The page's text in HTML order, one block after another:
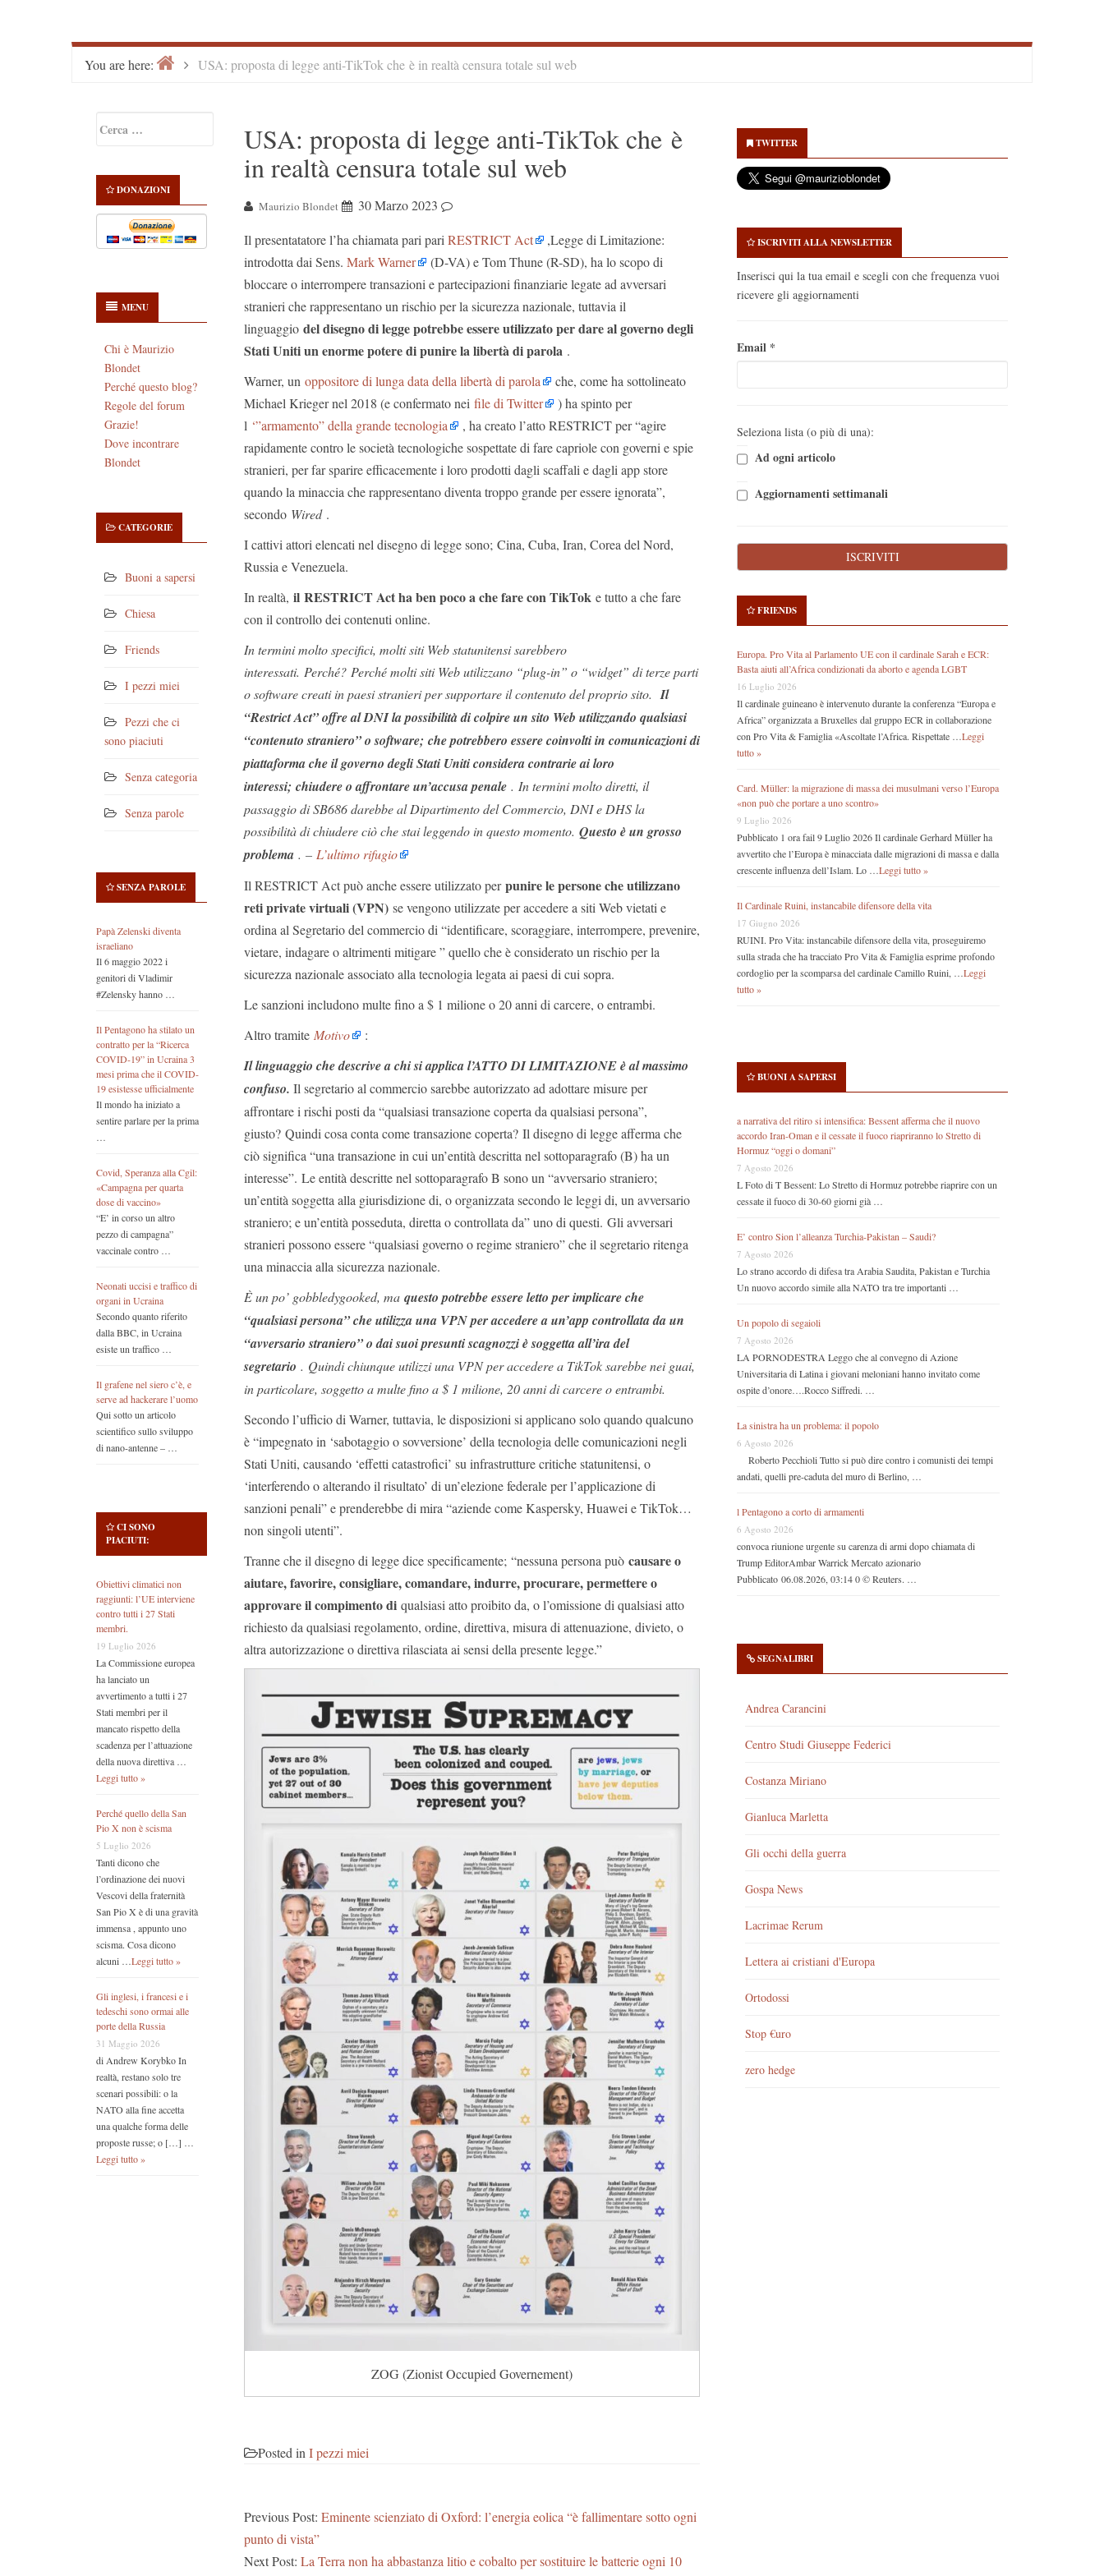
You are here: HomeUSA: proposta di legge anti-TikTok che è in realtà censura totale sul web
Sidebar
per:
DONAZIONI
MENU
Chi è Maurizio
Blondet
Perché questo blog?
Regole del forum
Grazie!
Dove incontrare
Blondet
CATEGORIE
Buoni a sapersi
Chiesa
Friends
I pezzi miei
Pezzi che ci
sono piaciuti
Senza categoria
Senza parole
SENZA PAROLE
Papà Zelenski diventa
israeliano
Il 6 maggio 2022 i
genitori di Vladimir
#Zelensky hanno …
Il Pentagono ha stilato un
contratto per la “Ricerca
COVID-19” in Ucraina 3
mesi prima che il COVID-
19 esistesse ufficialmente
Il mondo ha iniziato a
sentire parlare per la prima
…
Covid, Speranza alla Cgil:
«Campagna per quarta
dose di vaccino»
“E’ in corso un altro
pezzo di campagna”
vaccinale contro …
Neonati uccisi e traffico di
organi in Ucraina
Secondo quanto riferito
dalla BBC, in Ucraina
esiste un traffico …
Il grafene nel siero c’è, e
serve ad hackerare l’uomo
Qui sotto un articolo
scientifico sullo sviluppo
di nano-antenne – …
CI SONO
PIACIUTI:
Obiettivi climatici non
raggiunti: l’UE interviene
contro tutti i 27 Stati
membri.
19 Luglio 2026
La Commissione europea
ha lanciato un
avvertimento a tutti i 27
Stati membri per il
mancato rispetto della
scadenza per l’attuazione
della nuova direttiva …
Leggi tutto »
Perché quello della San
Pio X non è scisma
5 Luglio 2026
Tanti dicono che
l’ordinazione dei nuovi
Vescovi della fraternità
San Pio X è di una gravità
immensa , appunto uno
scisma. Cosa dicono
alcuni …Leggi tutto »
Gli inglesi, i francesi e i
tedeschi sono ormai alle
porte della Russia
31 Maggio 2026
di Andrew Korybko In
realtà, restano solo tre
scenari possibili: o la
NATO alla fine accetta
una qualche forma delle
proposte russe; o […] …
Leggi tutto »
USA: proposta di legge anti-TikTok che è
in realtà censura totale sul web
Maurizio Blondet
30 Marzo 2023
Il presentatatore l’ha chiamata pari pari RESTRICT Act
,Legge di Limitazione:
introdotta dai Sens. Mark Warner
(D-VA) e Tom Thune (R-SD), ha lo scopo di
bloccare o interrompere transazioni e partecipazioni finanziarie legate ad avversari
stranieri che rappresentano un rischio per la sicurezza nazionale, tuttavia il
linguaggio del disegno di legge potrebbe essere utilizzato per dare al governo degli
Stati Uniti un enorme potere di punire la libertà di parola .
Warner, un oppositore di lunga data della libertà di parola
che, come ha sottolineato
Michael Krieger nel 2018 (e confermato nei file di Twitter
) ha spinto per
l ‘”armamento” della grande tecnologia
, ha creato l’atto RESTRICT per “agire
rapidamente contro le società tecnologiche sospettate di fare capriole con governi e spie
stranieri, per far sparire efficacemente i loro prodotti dagli scaffali e dagli app store
quando la minaccia che rappresentano diventa troppo grande per essere ignorata”,
secondo Wired.
I cattivi attori elencati nel disegno di legge sono; Cina, Cuba, Iran, Corea del Nord,
Russia e Venezuela.
In realtà, il RESTRICT Act ha ben poco a che fare con TikTok e tutto a che fare
con il controllo dei contenuti online.
In termini molto specifici, molti siti Web statunitensi sarebbero
interessati. Perché? Perché molti siti Web utilizzano “plug-in” o “widget” di terze parti
o software creati in paesi stranieri per supportare il contenuto del proprio sito. Il
“Restrict Act” offre al DNI la possibilità di colpire un sito Web utilizzando qualsiasi
“contenuto straniero” o software; che potrebbero essere coinvolti in comunicazioni di
piattaforma che il governo degli Stati Uniti considera contrarie ai loro
interessi; chiudere o affrontare un’accusa penale . In termini molto diretti, il
passaggio di SB686 darebbe al Dipartimento del Commercio, DNI e DHS la
possibilità di chiudere ciò che stai leggendo in questo momento. Questo è un grosso
problema . – L’ultimo rifugio
Il RESTRICT Act può anche essere utilizzato perpunire le persone che utilizzano
reti private virtuali (VPN) se vengono utilizzate per accedere a siti Web vietati e
ordina al Segretario del commercio di “identificare, scoraggiare, interrompere, prevenire,
vietare, indagare o altrimenti mitigare ” quello che è considerato un rischio per la
sicurezza nazionale associato alla tecnologia legata ai paesi di cui sopra.
Le sanzioni includono multe fino a $ 1 milione o 20 anni di carcere, o entrambi.
Altro tramite Motivo :
Il linguaggio che descrive a chi si applica l’ATTO DI LIMITAZIONE è al massimo
confuso. Il segretario al commercio sarebbe autorizzato ad adottare misure per
affrontare i rischi posti da “qualsiasi transazione coperta da qualsiasi persona”,
giusto? Quindi cosa conta come transazione coperta? Il disegno di legge afferma che
ciò significa “una transazione in cui un’entità descritta nel sottoparagrafo (B) ha un
interesse”. Le entità descritte nel sottoparagrafo B sono un “avversario straniero;
un’entità soggetta alla giurisdizione di, o organizzata secondo le leggi di, un avversario
straniero; e un’entità posseduta, diretta o controllata da” uno di questi. Gli avversari
stranieri possono essere “qualsiasi governo o regime straniero” che il segretario ritenga
una minaccia alla sicurezza nazionale.
È un po’ gobbledygooked, ma questo potrebbe essere letto per implicare che
“qualsiasi persona” che utilizza una VPN per accedere a un’app controllata da un
“avversario straniero” o dai suoi presunti scagnozzi è soggetta all’ira del
segretario . Quindi chiunque utilizzi una VPN per accedere a TikTok sarebbe nei guai,
in particolare, soggetto a multe fino a $ 1 milione, 20 anni di carcere o entrambi.
Secondo l’ufficio di Warner, tuttavia, le disposizioni si applicano solo quando qualcuno
è “impegnato in ‘sabotaggio o sovversione’ della tecnologia delle comunicazioni negli
Stati Uniti, causando ‘effetti catastrofici’ su infrastrutture critiche statunitensi, o
‘interferendo o alterando il risultato’ di un’elezione federale per l’applicazione di
sanzioni penali” e prenderebbe di mira “aziende come Kaspersky, Huawei e TikTok…
non singoli utenti”.
Tranne che il disegno di legge dice specificamente; “nessuna persona può causare o
aiutare, favorire, consigliare, comandare, indurre, procurare, permettere o
approvare il compimento di qualsiasi atto proibito da, o l’omissione di qualsiasi atto
richiesto da qualsiasi regolamento, ordine, direttiva, misura di attenuazione, divieto, o
altra autorizzazione o direttiva rilasciata ai sensi della presente legge.”
ZOG (Zionist Occupied Governement)
Posted inI pezzi miei
Previous Post: Eminente scienziato di Oxford: l’energia eolica “è fallimentare sotto ogni
punto di vista”
Next Post: La Terra non ha abbastanza litio e cobalto per sostituire le batterie ogni 10
Sidebar
TWITTER
ISCRIVITI ALLA NEWSLETTER
Inserisci qui la tua email e scegli con che frequenza vuoi
ricevere gli aggiornamenti
Email *
Seleziona lista (o più di una):
Ad ogni articolo
Aggiornamenti settimanali
FRIENDS
Europa. Pro Vita al Parlamento UE con il cardinale Sarah e ECR:
Basta aiuti all’Africa condizionati da aborto e agenda LGBT
16 Luglio 2026
Il cardinale guineano è intervenuto durante la conferenza “Europa e
Africa” organizzata a Bruxelles dal gruppo ECR in collaborazione
con Pro Vita & Famiglia «Ascoltate l’Africa. Rispettate … Leggi
tutto »
Card. Müller: la migrazione di massa dei musulmani verso l’Europa
«non può che portare a uno scontro»
9 Luglio 2026
Pubblicato 1 ora fail 9 Luglio 2026 Il cardinale Gerhard Müller ha
avvertito che l’Europa è minacciata dalle migrazioni di massa e dalla
crescente influenza dell’Islam. Lo … Leggi tutto »
Il Cardinale Ruini, instancabile difensore della vita
17 Giugno 2026
RUINI. Pro Vita: instancabile difensore della vita, proseguiremo
sulla strada che ha tracciato Pro Vita & Famiglia esprime profondo
cordoglio per la scomparsa del cardinale Camillo Ruini, … Leggi
tutto »
BUONI A SAPERSI
a narrativa del ritiro si intensifica: Bessent afferma che il nuovo
accordo Iran-Oman e il cessate il fuoco riapriranno lo Stretto di
Hormuz “oggi o domani”
7 Agosto 2026
L Foto di T Bessent: Lo Stretto di Hormuz potrebbe riaprire con un
cessate il fuoco di 30-60 giorni già …
E’ contro Sion l’alleanza Turchia-Pakistan – Saudi?
7 Agosto 2026
Lo strano accordo di difesa tra Arabia Saudita, Pakistan e Turchia
Un nuovo accordo simile alla NATO tra tre importanti …
Un popolo di segaioli
7 Agosto 2026
LA PORNODESTRA Leggo che al convegno di Azione
Universitaria di Latina i giovani meloniani hanno invitato come
ospite d’onore….Rocco Siffredi. …
La sinistra ha un problema: il popolo
6 Agosto 2026
Roberto Pecchioli Tutto si può dire contro i comunisti dei tempi
andati, quelli pre-caduta del muro di Berlino, …
l Pentagono a corto di armamenti
6 Agosto 2026
convoca riunione urgente su carenza di armi dopo chiamata di
Trump EditorAmbar Warrick Mercato azionario
Pubblicato 06.08.2026, 03:14 0 © Reuters. …
SEGNALIBRI
Andrea Carancini
Centro Studi Giuseppe Federici
Costanza Miriano
Gianluca Marletta
Gli occhi della guerra
Gospa News
Lacrimae Rerum
Lettera ai cristiani d'Europa
Ortodossi
Stop €uro
zero hedge